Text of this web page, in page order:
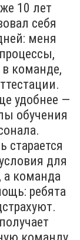
10 лет
себя
меня
команде,
удобнее —
обучения
старается
для
а команда
ребята